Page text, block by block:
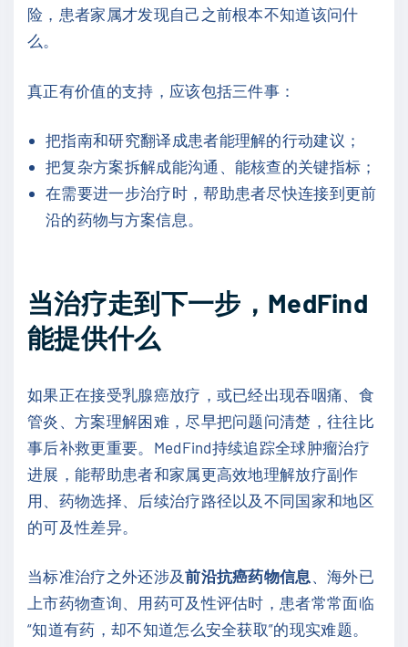
险，患者家属才发现自己之前根本不知道该问什
么。
真正有价值的支持，应该包括三件事：
把指南和研究翻译成患者能理解的行动建议；
把复杂方案拆解成能沟通、能核查的关键指标；
在需要进一步治疗时，帮助患者尽快连接到更前
沿的药物与方案信息。
当治疗走到下一步，MedFind
能提供什么
如果正在接受乳腺癌放疗，或已经出现吞咽痛、食
管炎、方案理解困难，尽早把问题问清楚，往往比
事后补救更重要。MedFind持续追踪全球肿瘤治疗
进展，能帮助患者和家属更高效地理解放疗副作
用、药物选择、后续治疗路径以及不同国家和地区
的可及性差异。
当标准治疗之外还涉及前沿抗癌药物信息 、海外已
上市药物查询、用药可及性评估时，患者常常面临
“知道有药，却不知道怎么安全获取”的现实难题。